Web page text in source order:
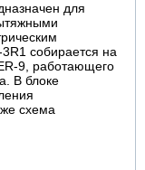
для
собирается на
9, работающего
В блоке
схема